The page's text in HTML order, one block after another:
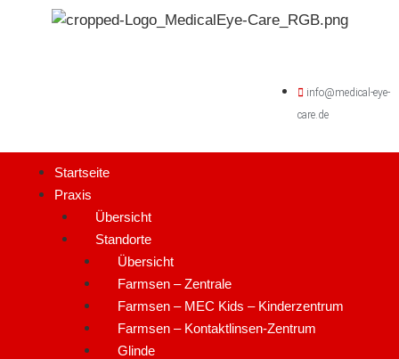
info@medical-eye-
care.de
Startseite
Praxis
Übersicht
Standorte
Übersicht
Farmsen – Zentrale
Farmsen – MEC Kids – Kinderzentrum
Farmsen – Kontaktlinsen-Zentrum
Glinde